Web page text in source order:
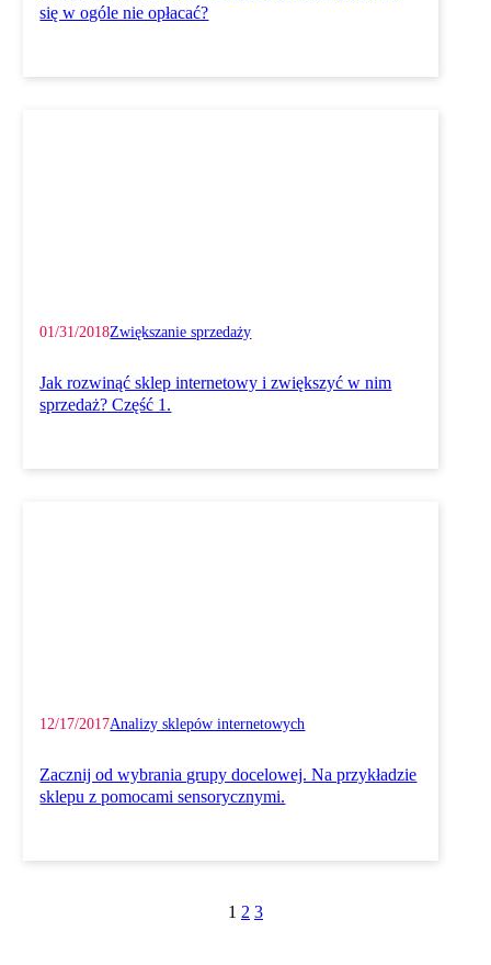
się w ogóle nie opłacać?
01/31/2018Zwiększanie sprzedaży
Jak rozwinąć sklep internetowy i zwiększyć w nim
sprzedaż? Część 1.
12/17/2017Analizy sklepów internetowych
Zacznij od wybrania grupy docelowej. Na przykładzie
sklepu z pomocami sensorycznymi.
1 2 3